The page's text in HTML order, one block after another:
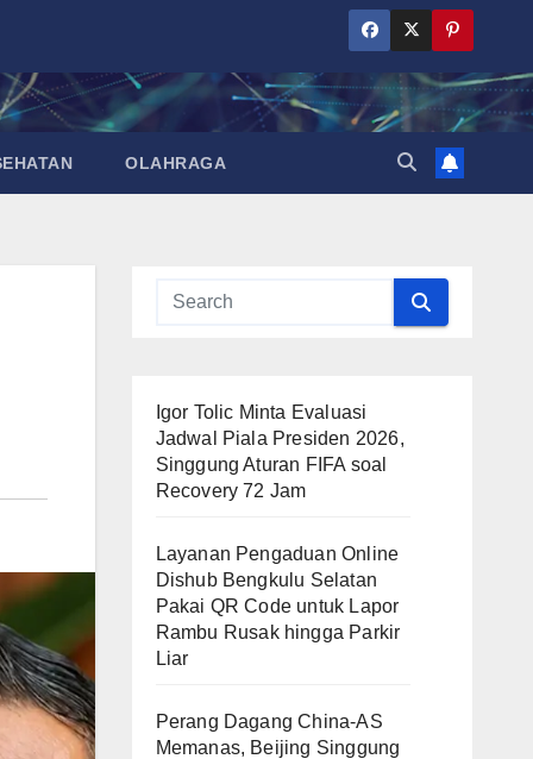
OLAHRAGA
Igor Tolic Minta Evaluasi
Jadwal Piala Presiden 2026,
Singgung Aturan FIFA soal
Recovery 72 Jam
Layanan Pengaduan Online
Dishub Bengkulu Selatan
Pakai QR Code untuk Lapor
Rambu Rusak hingga Parkir
Liar
Perang Dagang China-AS
Memanas, Beijing Singgung